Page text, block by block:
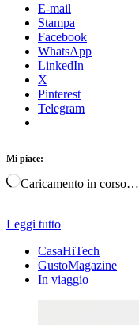
E-mail
Stampa
Facebook
WhatsApp
LinkedIn
X
Pinterest
Telegram
Mi piace:
Caricamento in corso…
Leggi tutto
CasaHiTech
GustoMagazine
In viaggio